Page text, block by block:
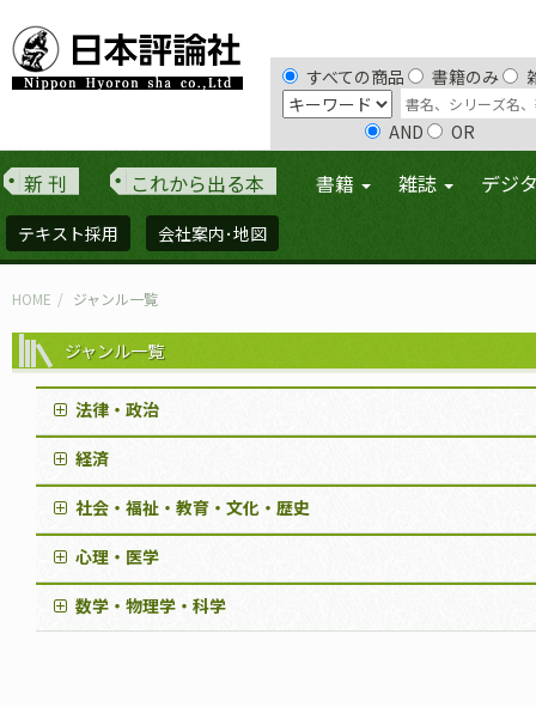
すべての商品 書籍のみ
AND OR
新 刊 これから出る本 書籍 雑誌 デジ
テキスト採用 会社案内･地図
HOME ジャンル一覧
ジャンル一覧
法律・政治
経済
社会・福祉・教育・文化・歴史
心理・医学
数学・物理学・科学